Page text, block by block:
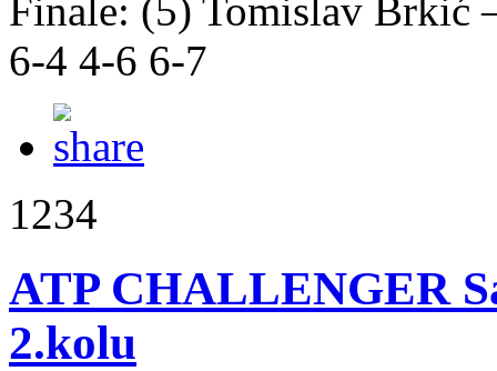
Finale: (5) Tomislav Brkić
6-4 4-6 6-7
1234
ATP CHALLENGER
2.kolu